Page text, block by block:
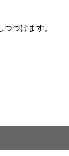
づけます。